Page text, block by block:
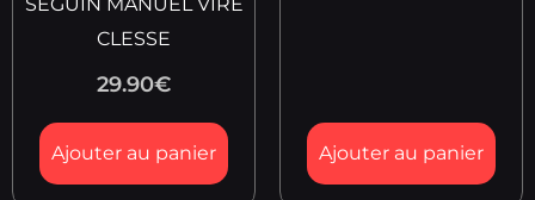
CLESSE
29.90€
Ajouter au panier Ajouter au panier